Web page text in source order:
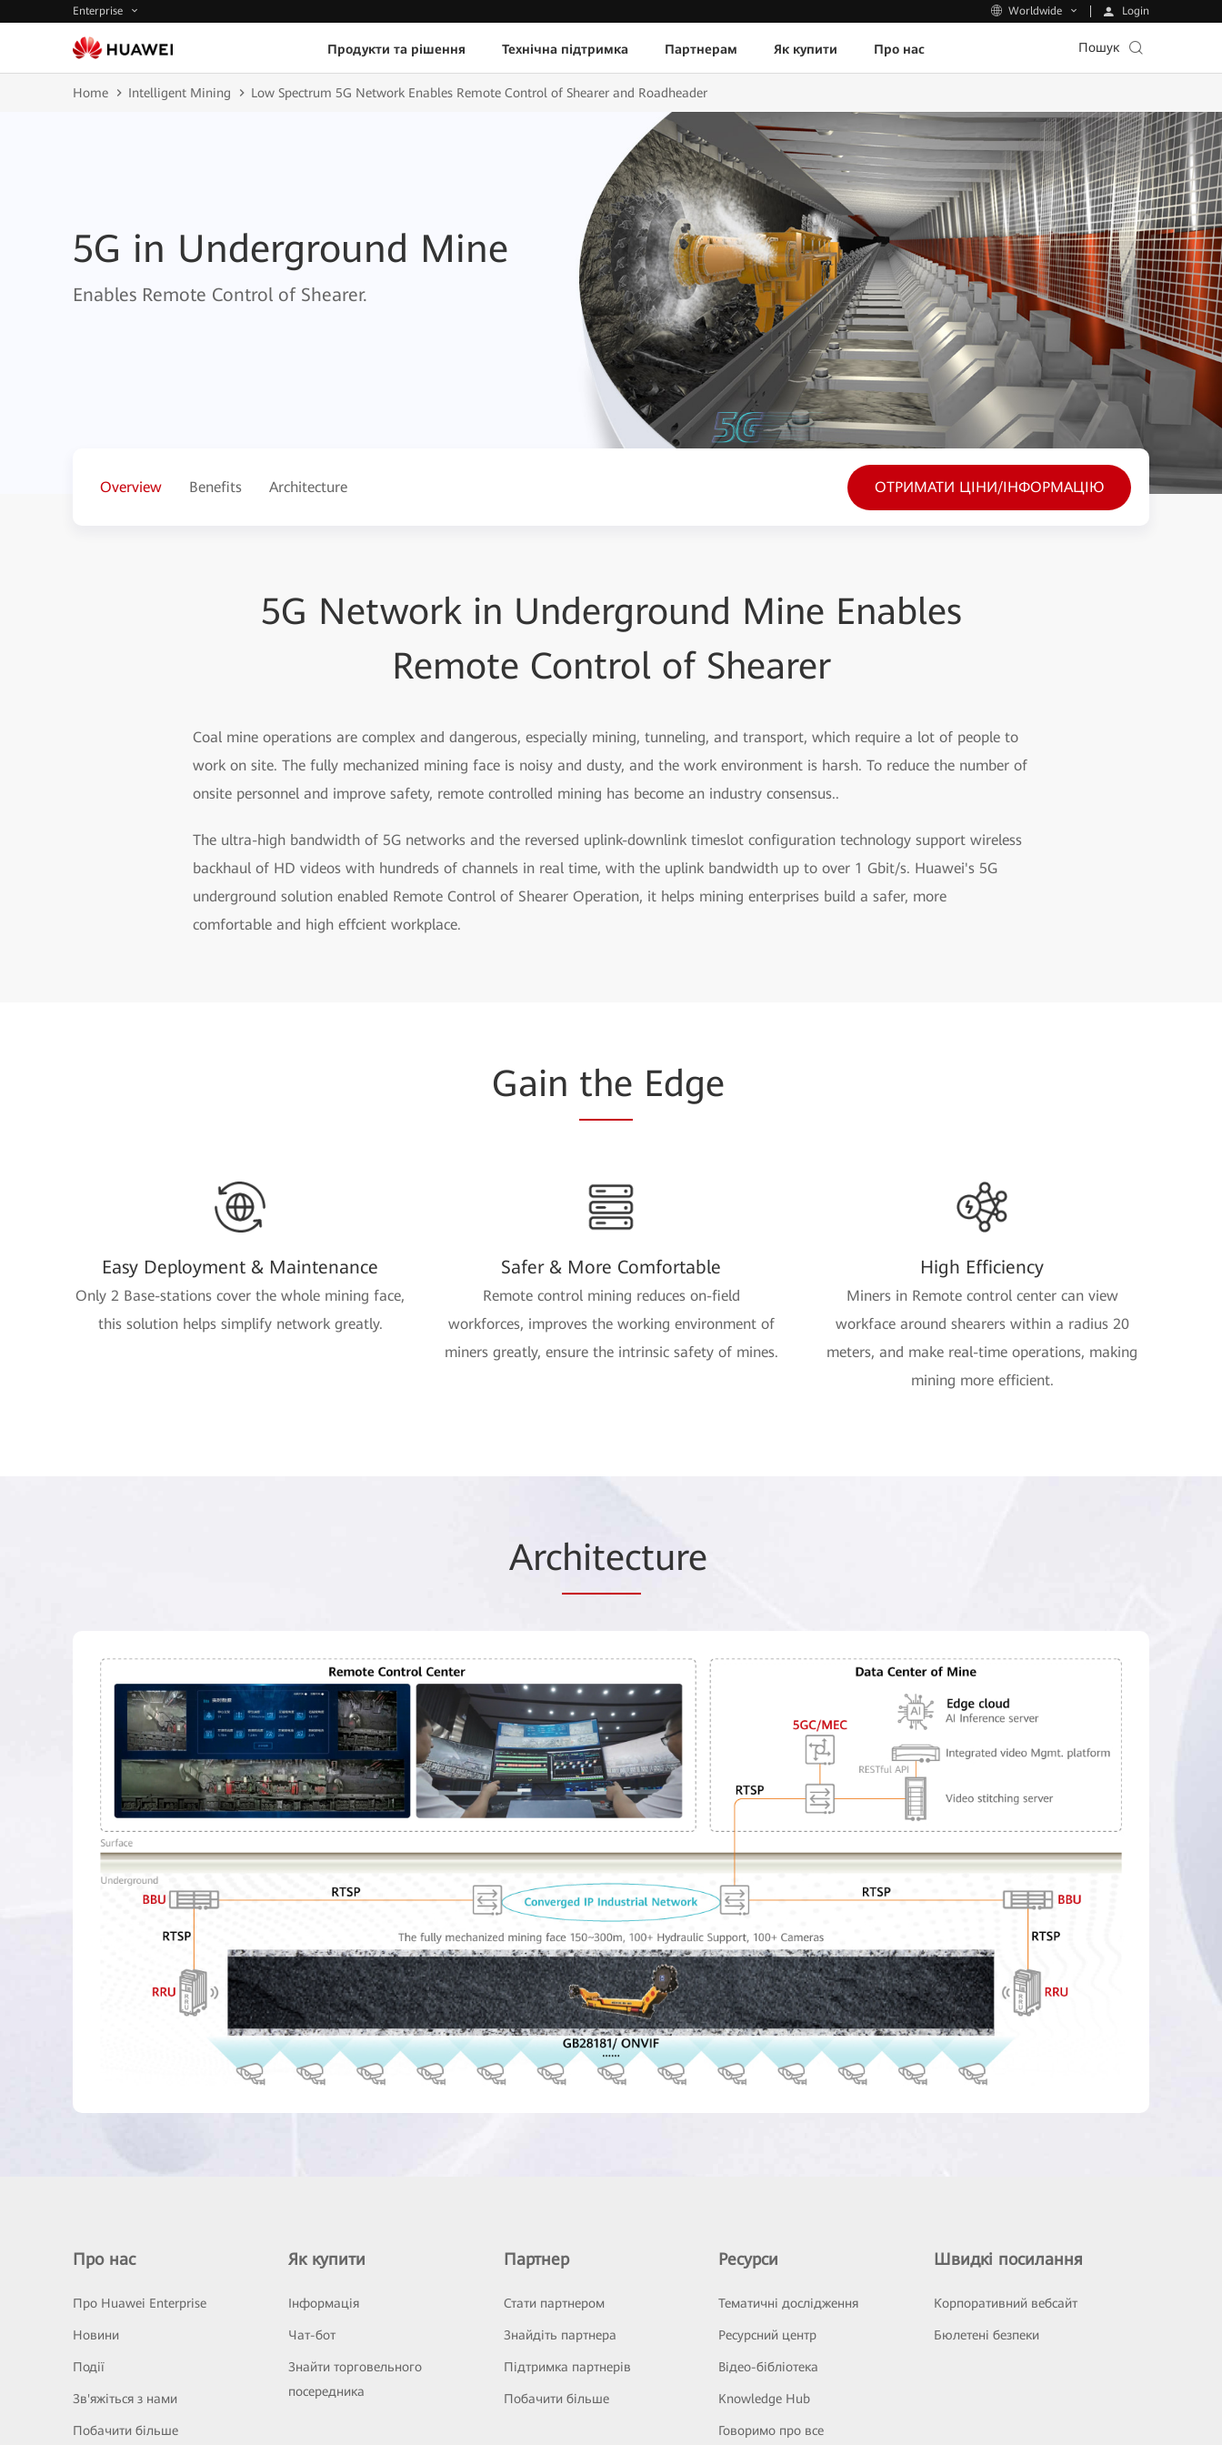
Enterprise Worldwide Login
Продукти та рішення Технічна підтримка Партнерам Як купити Про нас Пошук
Home Intelligent Mining Low Spectrum 5G Network Enables Remote Control of Shearer and Roadheader
5G in Underground Mine
Enables Remote Control of Shearer.
Overview Benefits Architecture ОТРИМАТИ ЦІНИ/ІНФОРМАЦІЮ
5G Network in Underground Mine Enables
Remote Control of Shearer
Coal mine operations are complex and dangerous, especially mining, tunneling, and transport, which require a lot of people to
work on site. The fully mechanized mining face is noisy and dusty, and the work environment is harsh. To reduce the number of
onsite personnel and improve safety, remote controlled mining has become an industry consensus..
The ultra-high bandwidth of 5G networks and the reversed uplink-downlink timeslot configuration technology support wireless
backhaul of HD videos with hundreds of channels in real time, with the uplink bandwidth up to over 1 Gbit/s. Huawei's 5G
underground solution enabled Remote Control of Shearer Operation, it helps mining enterprises build a safer, more
comfortable and high effcient workplace.
Gain the Edge
Easy Deployment & Maintenance
Only 2 Base-stations cover the whole mining face,
this solution helps simplify network greatly.
Safer & More Comfortable
Remote control mining reduces on-field
workforces, improves the working environment of
miners greatly, ensure the intrinsic safety of mines.
High Efficiency
Miners in Remote control center can view
workface around shearers within a radius 20
meters, and make real-time operations, making
mining more efficient.
Architecture
Про нас
Про Huawei Enterprise
Новини
Події
Зв'яжіться з нами
Побачити більше
Як купити
Інформація
Чат-бот
Знайти торговельного
посередника
Партнер
Стати партнером
Знайдіть партнера
Підтримка партнерів
Побачити більше
Ресурси
Тематичні дослідження
Ресурсний центр
Відео-бібліотека
Knowledge Hub
Говоримо про все
Швидкі посилання
Корпоративний вебсайт
Бюлетені безпеки